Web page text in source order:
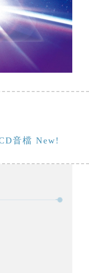
音檔 New!